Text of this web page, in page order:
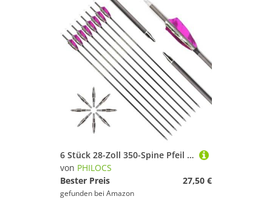
6 Stück 28-Zoll 350-Spine Pfeil Abnehmbare Pfeilspitzen Übungspfeil Jagdpfeil Truthahnfedern Pfeilfedern Carbonpfeile Bogenpfeile für Langbogen Recurvebogen Compoundbogen Bogenschießen Violett A4
von PHILOCS
Bester Preis
27,50 €
gefunden bei Amazon